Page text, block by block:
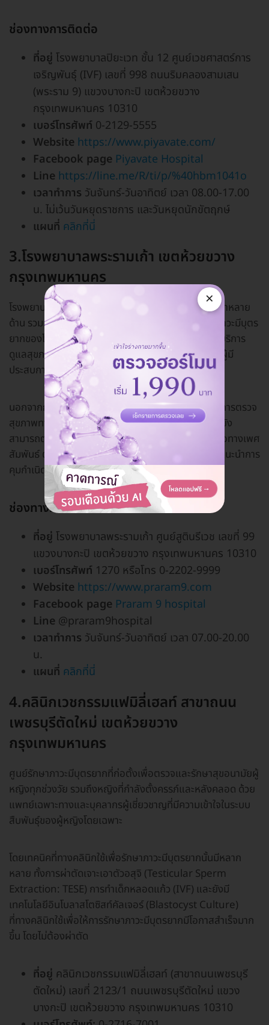
ช่องทางการติดต่อ
ที่อยู่ โรงพยาบาลปิยะเวท ชั้น 12 ศูนย์เวชศาสตร์การ
เจริญพันธุ์ (IVF) เลขที่ 998 ถนนริมคลองสามเสน
(พระราม 9) แขวงบางกะปิ เขตห้วยขวาง
กรุงเทพมหานคร 10310
เบอร์โทรศัพท์ 0-2129-5555
Website https://www.piyavate.com/
Facebook page Piyavate Hospital
Line https://line.me/R/ti/p/%40hbm1041o
เวลาทำการ วันจันทร์-วันอาทิตย์ เวลา 08.00-17.00
น. ไม่เว้นวันหยุดราชการ และวันหยุดนักขัตฤกษ์
แผนที่ คลิกที่นี่
3.โรงพยาบาลพระรามเก้า เขตห้วยขวาง
กรุงเทพมหานคร
โรงพยาบาลเอกชนที่ครบครันไปด้วยศูนย์การแพทย์ชั้นนำหลาย
ด้าน รวมทั้ง "ศูนย์สูตินรีเวช" ซึ่งเป็นศูนย์สำหรับรักษาภาวะมีบุตร
ยากของโรงพยาบาลพระรามเก้าคือ ศูนย์สูตินรีเวช ที่ให้บริการ
ดูแลสุขภาพอนามัยของผู้หญิงทุกช่วงวัย โดยทีมแพทย์ผู้มี
ประสบการณ์ และเทคโนโลยีล้ำสมัย
นอกจากการรักษาภาวะมีบุตรยาก ทางศูนย์ยังเปิดให้บริการตรวจ
สุขภาพทารกในครรภ์ด้วยเครื่องอัลตราซาวด์ 4 มิติ และยัง
สามารถตรวจภายใน ตรวจโรคทางนรีเวช ตรวจโรคติดต่อทางเพศ
สัมพันธ์ ตรวจความเสี่ยงโรคมะเร็งปากมดลูก และให้คำแนะนำการ
คุมกำเนิดด้วยวิธีต่างๆ ด้วย
ช่องทางการติดต่อ
ที่อยู่ โรงพยาบาลพระรามเก้า ศูนย์สูตินรีเวช เลขที่ 99
แขวงบางกะปิ เขตห้วยขวาง กรุงเทพมหานคร 10310
เบอร์โทรศัพท์ 1270 หรือโทร 0-2202-9999
Website https://www.praram9.com
Facebook page Praram 9 hospital
Line @praram9hospital
เวลาทำการ วันจันทร์-วันอาทิตย์ เวลา 07.00-20.00
น.
แผนที่ คลิกที่นี่
4.คลินิกเวชกรรมแฟมิลี่เฮลท์ สาขาถนน
เพชรบุรีตัดใหม่ เขตห้วยขวาง
กรุงเทพมหานคร
ศูนย์รักษาภาวะมีบุตรยากที่ก่อตั้งเพื่อตรวจและรักษาสุขอนามัยผู้
หญิงทุกช่วงวัย รวมถึงหญิงที่กำลังตั้งครรภ์และหลังคลอด ด้วย
แพทย์เฉพาะทางและบุคลากรผู้เชี่ยวชาญที่มีความเข้าใจในระบบ
สืบพันธุ์ของผู้หญิงโดยเฉพาะ
โดยเทคนิคที่ทางคลินิกใช้เพื่อรักษาภาวะมีบุตรยากนั้นมีหลาก
หลาย ทั้งการผ่าตัดเจาะเอาตัวอสุจิ (Testicular Sperm
Extraction: TESE) การทำเด็กหลอดแก้ว (IVF) และยังมี
เทคโนโลยีอินโบลาสโตซิสท์คัลเจอร์ (Blastocyst Culture)
ที่ทางคลินิกใช้เพื่อให้การรักษาภาวะมีบุตรยากมีโอกาสสำเร็จมาก
ขึ้น โดยไม่ต้องผ่าตัด
ที่อยู่ คลินิกเวชกรรมแฟมิลี่เฮลท์ (สาขาถนนเพชรบุรี
ตัดใหม่) เลขที่ 2123/1 ถนนเพชรบุรีตัดใหม่ แขวง
บางกะปิ เขตห้วยขวาง กรุงเทพมหานคร 10310
×